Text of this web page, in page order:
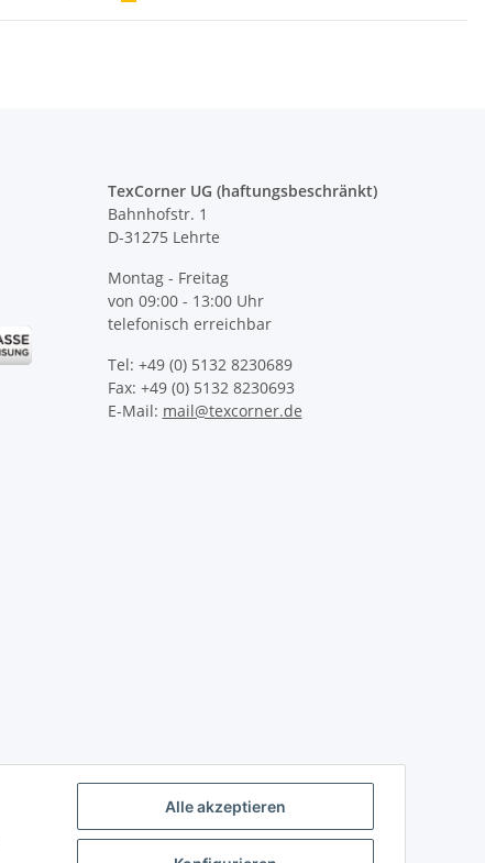
TexCorner UG (haftungsbeschränkt)
Bahnhofstr. 1
D-31275 Lehrte
Montag - Freitag
von 09:00 - 13:00 Uhr
telefonisch erreichbar
Tel: +49 (0) 5132 8230689
Fax: +49 (0) 5132 8230693
E-Mail: mail@texcorner.de
Alle akzeptieren